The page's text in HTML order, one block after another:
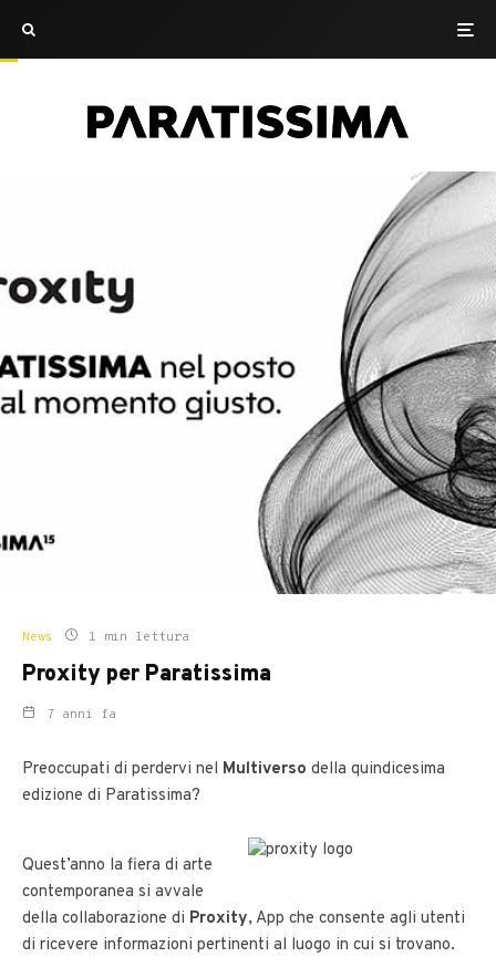
News 1 min lettura
Proxity per Paratissima
7 anni fa
Preoccupati di perdervi nel Multiverso della quindicesima
edizione di Paratissima?
Quest’anno la fiera di arte
contemporanea si avvale
della collaborazione di Proxity, App che consente agli utenti
di ricevere informazioni pertinenti al luogo in cui si trovano.